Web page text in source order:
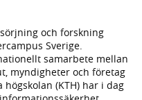
och forskning
Sverige.
samarbete mellan
myndigheter och företag
högskolan (KTH) har i dag